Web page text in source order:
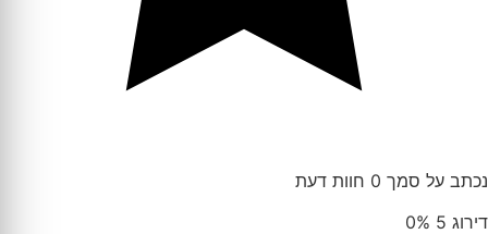
נכתב על סמך 0 חוות דעת
דירוג 5
0%